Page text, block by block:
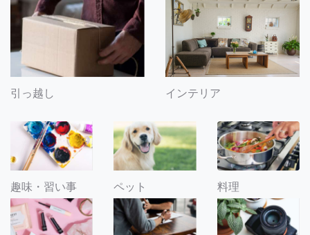
引っ越し インテリア
趣味・習い事 ペット 料理